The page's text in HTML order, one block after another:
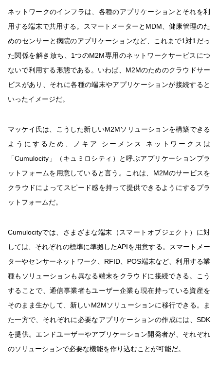
ネットワークのインフラは、各種のアプリケーションとそれを利
用する端末で共用する。スマートメーターとMDM、健康管理のた
めのセンサーと病院のアプリケーションなど、これまで1対1だっ
た関係を解き放ち、1つのM2M専用のネットワークサービスにつ
ないで利用する形態である。いわば、M2Mのためのクラウドサー
ビスがあり、それに各種の端末やアプリケーションが接続すると
いったイメージだ。
マッケイ氏は、こうした新しいM2Mソリューションを構築できる
ようにするため、ノキア シーメンス ネットワークスは
「Cumulocity」（キュミロシティ）と呼ぶアプリケーションプラ
ットフォームを用意していると言う。これは、M2Mのサービスを
クラウドによってスピード感を持って提供できるようにするプラ
ットフォームだ。
Cumulocityでは、さまざまな端末（スマートオブジェクト）に対
しては、それぞれの標準に準拠したAPIを用意する。スマートメー
ターやセンサーネットワーク、RFID、POS端末など、利用する業
種もソリューションも異なる端末をクラウドに接続できる。こう
することで、通信事業者もユーザー企業も現在持っている資産を
そのまま生かして、新しいM2Mソリューションに移行できる。ま
た一方で、それぞれに必要なアプリケーションの作成には、SDK
を提供。エンドユーザーやアプリケーション開発者が、それぞれ
のソリューションで必要な機能を作り込むことが可能だ。